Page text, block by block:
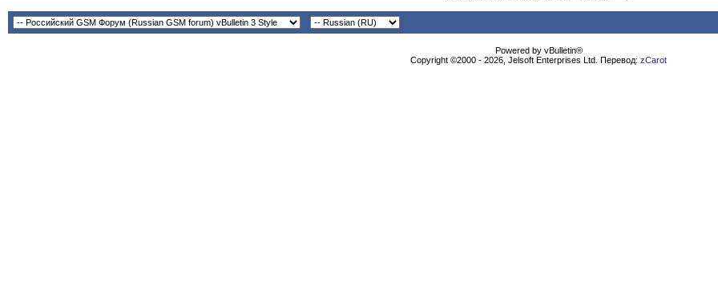
Powered by vBulletin®
Copyright ©2000 - 2026, Jelsoft Enterprises Ltd. Перевод: zCarot